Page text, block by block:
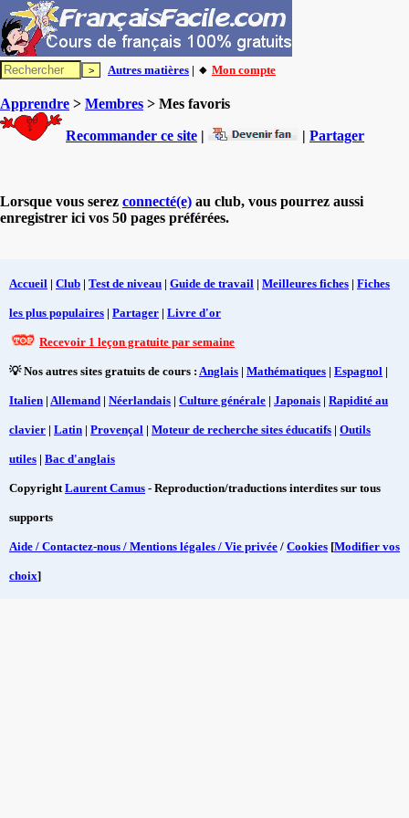
Autres matières | 🔸 Mon compte
Apprendre > Membres > Mes favoris
Recommander ce site | | Partager
Lorsque vous serez connecté(e) au club, vous pourrez aussi
enregistrer ici vos 50 pages préférées.
Accueil | Club | Test de niveau | Guide de travail | Meilleures fiches | Fiches
les plus populaires | Partager | Livre d'or
Recevoir 1 leçon gratuite par semaine
💡 Nos autres sites gratuits de cours : Anglais | Mathématiques | Espagnol |
Italien | Allemand | Néerlandais | Culture générale | Japonais | Rapidité au
clavier | Latin | Provençal | Moteur de recherche sites éducatifs | Outils
utiles | Bac d'anglais
CopyrightLaurent Camus - Reproduction/traductions interdites sur tous
supports
Aide / Contactez-nous / Mentions légales / Vie privée / Cookies [Modifier vos
choix]